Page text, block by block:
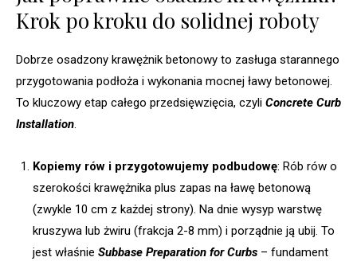
Krok po kroku do solidnej roboty
Dobrze osadzony krawężnik betonowy to zasługa starannego
przygotowania podłoża i wykonania mocnej ławy betonowej.
To kluczowy etap całego przedsięwzięcia, czyli Concrete Curb
Installation.
Kopiemy rów i przygotowujemy podbudowę: Rób rów o
szerokości krawężnika plus zapas na ławę betonową
(zwykle 10 cm z każdej strony). Na dnie wysyp warstwę
kruszywa lub żwiru (frakcja 2-8 mm) i porządnie ją ubij. To
jest właśnie Subbase Preparation for Curbs – fundament